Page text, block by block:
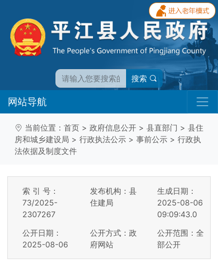
搜索
网站导航
当前位置： 首页 > 政府信息公开 > 县直部门 > 县住
房和城乡建设局 > 行政执法公示 > 事前公示 > 行政执
法依据及制度文件
索 引 号：
73/2025-
2307267
发布机构：县
住建局
生成日期：
2025-08-06
09:09:43.0
公开日期：
2025-08-06
公开方式：政
府网站
公开范围：全
部公开